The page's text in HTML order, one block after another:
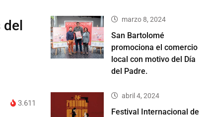
3.611
marzo 8, 2024
San Bartolomé
promociona el comercio
local con motivo del Día
del Padre.
abril 4, 2024
Festival Internacional de